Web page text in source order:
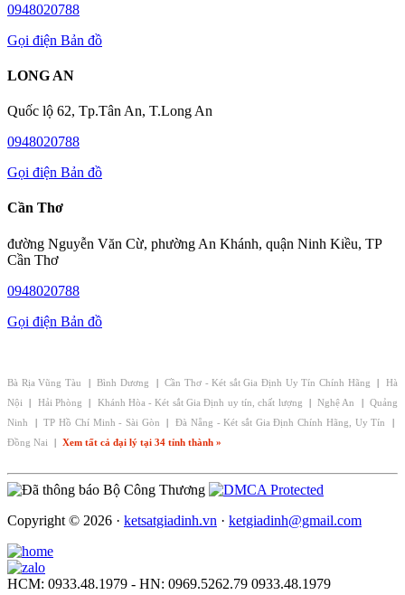
0948020788
Gọi điện Bản đồ
LONG AN
Quốc lộ 62, Tp.Tân An, T.Long An
0948020788
Gọi điện Bản đồ
Cần Thơ
đường Nguyễn Văn Cừ, phường An Khánh, quận Ninh Kiều, TP
Cần Thơ
0948020788
Gọi điện Bản đồ
Bà Rịa Vũng Tàu | Bình Dương | Cần Thơ - Két sắt Gia Định Uy Tín Chính Hãng |
Hà
Nội
| Hải Phòng | Khánh Hòa - Két sắt Gia Định uy tín, chất lượng | Nghệ An |
Quảng
Ninh
| TP Hồ Chí Minh - Sài Gòn | Đà Nẵng - Két sắt Gia Định Chính Hãng, Uy Tín
|
Đồng Nai
| Xem tất cả đại lý tại 34 tỉnh thành »
Copyright © 2026 · ketsatgiadinh.vn · ketgiadinh@gmail.com
HCM: 0933.48.1979 - HN: 0969.5262.79 0933.48.1979